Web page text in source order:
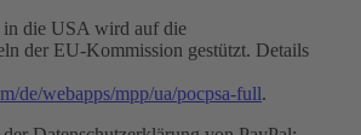
in die USA wird auf die
der EU-Kommission gestützt. Details
de/webapps/mpp/ua/pocpsa-full.